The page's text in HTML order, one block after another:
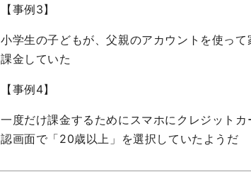
【事例3】
小学生の子どもが、父親のアカウントを使っ
課金していた
【事例4】
一度だけ課金するためにスマホにクレジット
認画面で「20歳以上」を選択していたようだ